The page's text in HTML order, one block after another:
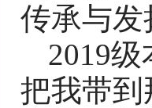
传承与
2019
把我带